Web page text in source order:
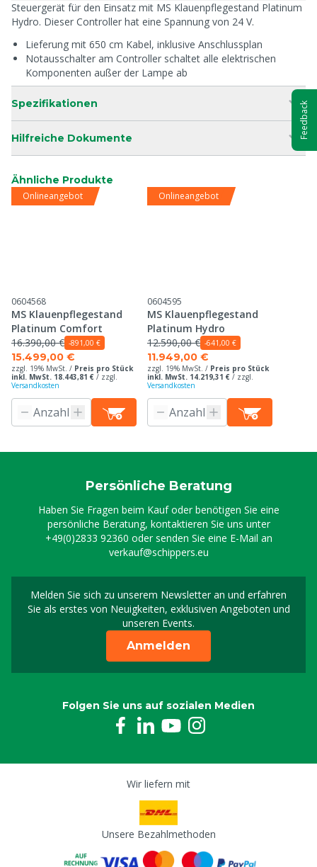
Steuergerät für den Einsatz mit MS Klauenpflegestand Platinum
Hydro. Dieser Controller hat eine Spannung von 24 V.
Lieferung mit 650 cm Kabel, inklusive Anschlussplan
Notausschalter am Controller schaltet alle elektrischen
Komponenten außer der Lampe ab
Spezifikationen
Hilfreiche Dokumente
Ähnliche Produkte
Onlineangebot
0604568
MS Klauenpflegestand
Platinum Comfort
16.390,00 € -891,00 €
15.499,00 €
zzgl. 19% MwSt. / Preis pro Stück
inkl. MwSt. 18.443,81 € / zzgl.
Versandkosten
Onlineangebot
0604595
MS Klauenpflegestand
Platinum Hydro
12.590,00 € -641,00 €
11.949,00 €
zzgl. 19% MwSt. / Preis pro Stück
inkl. MwSt. 14.219,31 € / zzgl.
Versandkosten
Persönliche Beratung
Haben Sie Fragen beim Kauf oder benötigen Sie eine
persönliche Beratung, kontaktieren Sie uns unter
+49(0)2833 92360 oder senden Sie eine E-Mail an
verkauf@schippers.eu
Melden Sie sich zu unserem Newsletter an und erfahren
Sie als erstes von Neuigkeiten, exklusiven Angeboten und
unseren Events.
Melden Sie sich für
Anmelden
Folgen Sie uns auf sozialen Medien
Wir liefern mit
Unsere Bezahlmethoden
Feedback